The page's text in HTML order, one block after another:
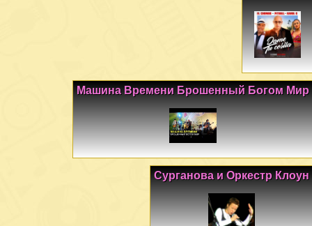
Машина Времени Брошенный Богом Мир
Сурганова и Оркестр Клоун